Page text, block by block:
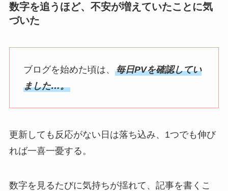
数字を追うほど、不安が増えていたことに気
づいた
ブログを始めた頃は、 毎日PVを確認してい
ました…。
更新しても反応がない日は落ち込み、1つでも伸び
れば一喜一憂する。
数字を見るたびに気持ちが揺れて、記事を書くこ